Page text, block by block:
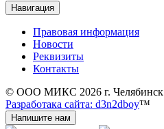
Навигация
Правовая информация
Новости
Реквизиты
Контакты
© ООО МИКС 2026 г. Челябинск
Разработака сайта: d3n2dboy™
Напишите нам